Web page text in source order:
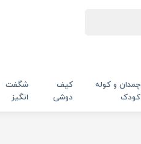
چمدان و کوله
کودک
کیف
دوشی
شگفت
انگیز